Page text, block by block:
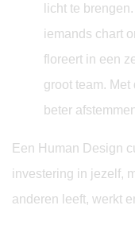
licht te
iemands chart
floreert in een
groot team.
beter
Een Human Design
investering in jezelf,
anderen leeft, werkt